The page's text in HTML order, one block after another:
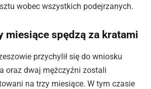
wobec wszystkich podejrzanych.
miesiące spędzą za kratami
przychylił się do wniosku
oraz dwaj mężczyźni zostali
na trzy miesiące. W tym czasie